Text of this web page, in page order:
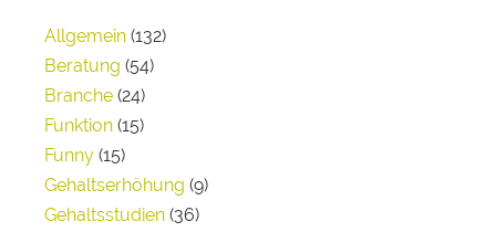
Allgemein (132)
Beratung (54)
Branche (24)
Funktion (15)
Funny (15)
Gehaltserhöhung (9)
Gehaltsstudien (36)